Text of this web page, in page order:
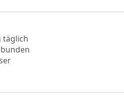
täglich